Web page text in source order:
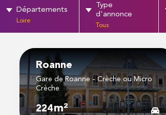
Roanne
Gare de Roanne - Crèche ou Micro
Crèche
224m²
Départements
Loire
Type
d'annonce
Tous